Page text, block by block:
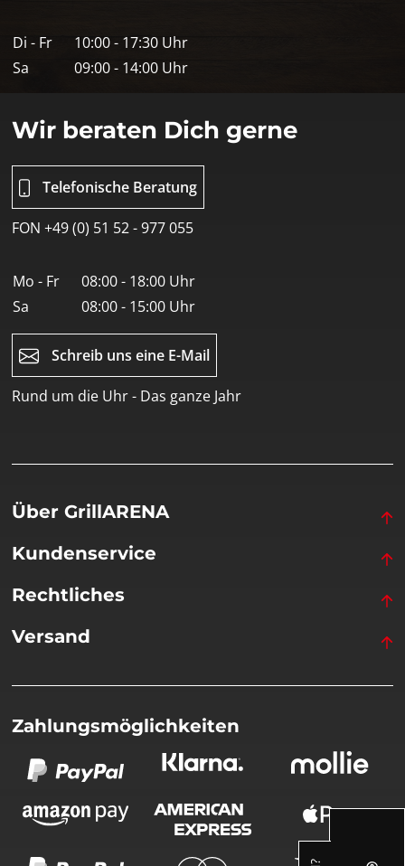
Di - Fr
10:00 - 17:30 Uhr
Sa
09:00 - 14:00 Uhr
Wir beraten Dich gerne
Telefonische Beratung
FON +49 (0) 51 52 - 977 055
Mo - Fr
08:00 - 18:00 Uhr
Sa
08:00 - 15:00 Uhr
Schreib uns eine E-Mail
Rund um die Uhr - Das ganze Jahr
Über GrillARENA
Kundenservice
Rechtliches
Versand
Zahlungsmöglichkeiten